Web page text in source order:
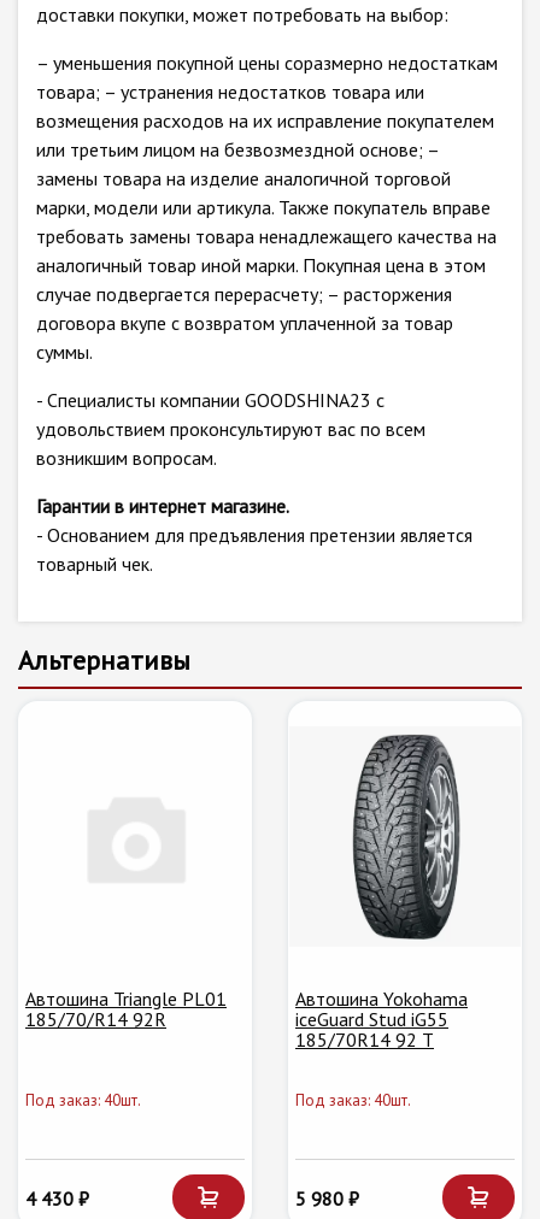
доставки покупки, может потребовать на выбор:
– уменьшения покупной цены соразмерно недостаткам
товара; – устранения недостатков товара или
возмещения расходов на их исправление покупателем
или третьим лицом на безвозмездной основе; –
замены товара на изделие аналогичной торговой
марки, модели или артикула. Также покупатель вправе
требовать замены товара ненадлежащего качества на
аналогичный товар иной марки. Покупная цена в этом
случае подвергается перерасчету; – расторжения
договора вкупе с возвратом уплаченной за товар
суммы.
- Специалисты компании GOODSHINA23 с
удовольствием проконсультируют вас по всем
возникшим вопросам.
Гарантии в интернет магазине.
- Основанием для предъявления претензии является
товарный чек.
Альтернативы
Автошина Triangle PL01
185/70/R14 92R
Под заказ: 40шт.
4 430 ₽
Автошина Yokohama
iceGuard Stud iG55
185/70R14 92 T
Под заказ: 40шт.
5 980 ₽